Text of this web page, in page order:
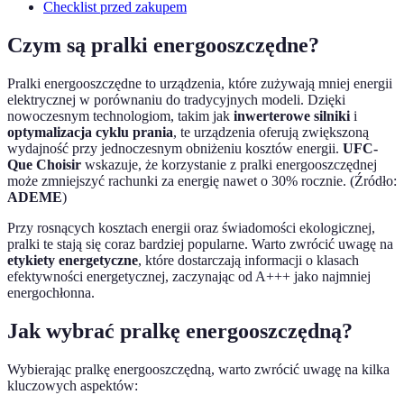
Checklist przed zakupem
Czym są pralki energooszczędne?
Pralki energooszczędne to urządzenia, które zużywają mniej energii
elektrycznej w porównaniu do tradycyjnych modeli. Dzięki
nowoczesnym technologiom, takim jak inwerterowe silniki i
optymalizacja cyklu prania, te urządzenia oferują zwiększoną
wydajność przy jednoczesnym obniżeniu kosztów energii. UFC-
Que Choisir wskazuje, że korzystanie z pralki energooszczędnej
może zmniejszyć rachunki za energię nawet o 30% rocznie. (Źródło:
ADEME)
Przy rosnących kosztach energii oraz świadomości ekologicznej,
pralki te stają się coraz bardziej popularne. Warto zwrócić uwagę na
etykiety energetyczne, które dostarczają informacji o klasach
efektywności energetycznej, zaczynając od A+++ jako najmniej
energochłonna.
Jak wybrać pralkę energooszczędną?
Wybierając pralkę energooszczędną, warto zwrócić uwagę na kilka
kluczowych aspektów: